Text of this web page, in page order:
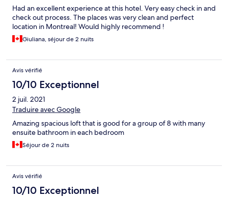
Had an excellent experience at this hotel. Very easy check in and
check out process. The places was very clean and perfect
location in Montreal! Would highly recommend !
Giuliana, séjour de 2 nuits
Avis vérifié
10/10 Exceptionnel
2 juil. 2021
Traduire avec Google
Amazing spacious loft that is good for a group of 8 with many
ensuite bathroom in each bedroom
Séjour de 2 nuits
Avis vérifié
10/10 Exceptionnel